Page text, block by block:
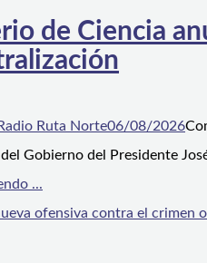
de Ciencia
Radio Ruta Norte06/08/2026
Gobierno del Presidente
...